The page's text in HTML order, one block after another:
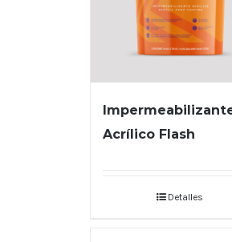
Acrílico Flash
Detalles